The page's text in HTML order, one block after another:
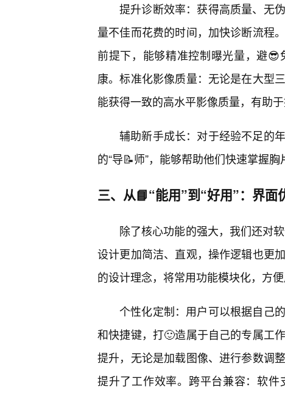
提升诊断效率：获得高质量、无
量不佳而花费的时间，加快诊断流程
前提下，能够精准控制曝光量，避
康。标准化影像质量：无论是在大型
能获得一致的高水平影像质量，有助
辅助新手成长：对于经验不足的
的“导📝师”，能够帮助他们快速掌握
三、从📘“能用”到“好用”：界面
除了核心功能的强大，我们还对
设计更加简洁、直观，操作逻辑也更
的设计理念，将常用功能模块化，方
个性化定制：用户可以根据自己
和快捷键，打🙂造属于自己的专属工
提升，无论是加载图像、进行参数调
提升了工作效率。跨平台兼容：软